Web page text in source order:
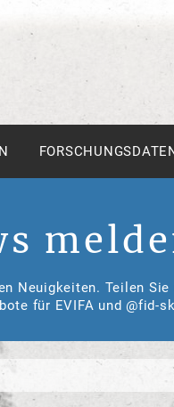
Neuigkeiten. Teilen
für EVIFA und @fid-